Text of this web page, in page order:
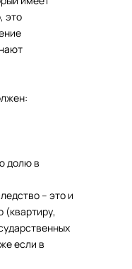
это
долю в
– это и
(квартиру,
если в